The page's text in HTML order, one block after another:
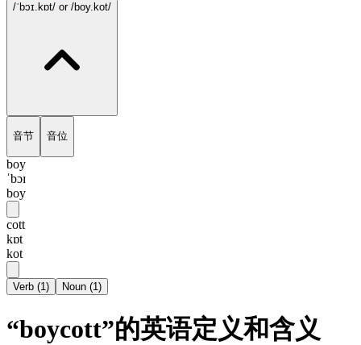
/ˈbɔɪ.kɒt/ or /boy.kot/
音节 音位
boy
ˈbɔɪ
boy
cott
kɒt
kot
Verb (1) Noun (1)
“boycott”的英语定义和含义